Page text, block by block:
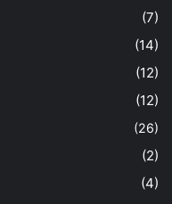
(7)
(14)
(12)
(12)
(26)
(2)
(4)